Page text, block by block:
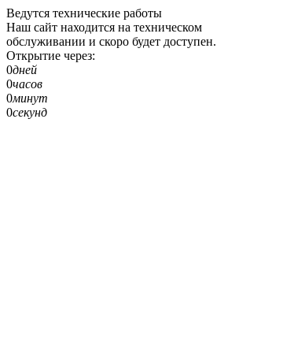
Ведутся технические работы
Наш сайт находится на техническом
обслуживании и скоро будет доступен.
Открытие через:
0дней
0часов
0минут
0секунд